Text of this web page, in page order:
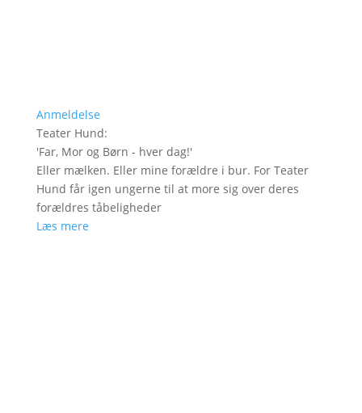
Anmeldelse
Teater Hund:
'Far, Mor og Børn - hver dag!'
Eller mælken. Eller mine forældre i bur. For Teater
Hund får igen ungerne til at more sig over deres
forældres tåbeligheder
Læs mere